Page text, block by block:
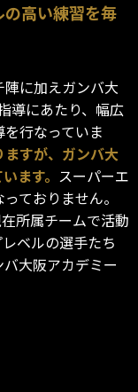
高い練習を毎
に加えガンバ大
導にあたり、幅広
行なっていま
すが、ガンバ大
ます。 スーパーエ
ておりません。
所属チームで活動
ベルの選手たち
大阪アカデミー